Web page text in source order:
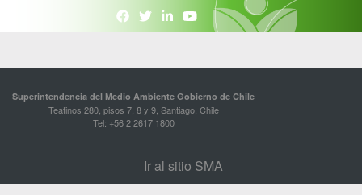
Superintendencia del Medio Ambiente Gobierno de Chile
Teatinos 280, pisos 7, 8 y 9, Santiago, Chile
Tel: +56 2 2617 1800
Ir al sitio SMA